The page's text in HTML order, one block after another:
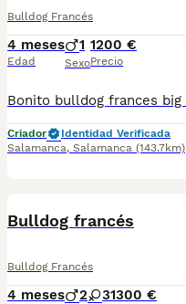
Bulldog Francés
4 meses
Edad
1
Sexo
1200 €
Precio
Criador
Identidad Verificada
Salamanca, Salamanca (143.7km)
Bulldog francés
Bulldog Francés
4 meses 2 31300 €